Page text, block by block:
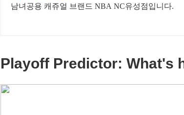
남녀공용 캐쥬얼 브랜드 NBA NC유성점입니다.
Playoff Predictor: What's